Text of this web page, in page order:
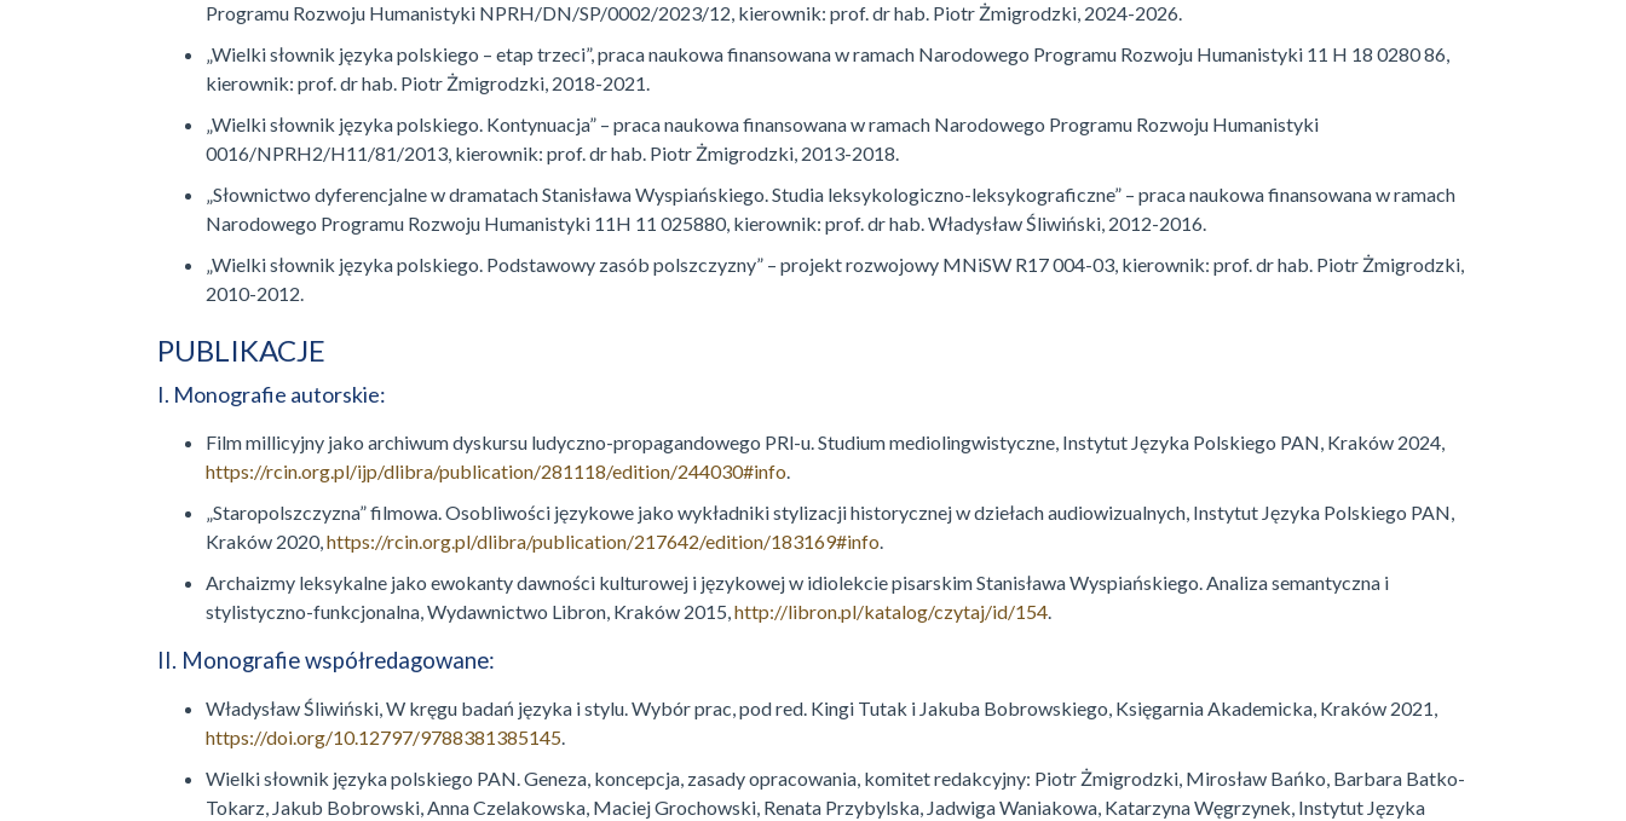
Programu Rozwoju Humanistyki NPRH/DN/SP/0002/2023/12, kierownik: prof. dr hab. Piotr Żmigrodzki, 2024-2026.
„Wielki słownik języka polskiego – etap trzeci”, praca naukowa finansowana w ramach Narodowego Programu Rozwoju Humanistyki 11 H 18 0280 86,
kierownik: prof. dr hab. Piotr Żmigrodzki, 2018-2021.
„Wielki słownik języka polskiego. Kontynuacja” – praca naukowa finansowana w ramach Narodowego Programu Rozwoju Humanistyki
0016/NPRH2/H11/81/2013, kierownik: prof. dr hab. Piotr Żmigrodzki, 2013-2018.
„Słownictwo dyferencjalne w dramatach Stanisława Wyspiańskiego. Studia leksykologiczno-leksykograficzne” – praca naukowa finansowana w ramach
Narodowego Programu Rozwoju Humanistyki 11H 11 025880, kierownik: prof. dr hab. Władysław Śliwiński, 2012-2016.
„Wielki słownik języka polskiego. Podstawowy zasób polszczyzny” – projekt rozwojowy MNiSW R17 004-03, kierownik: prof. dr hab. Piotr Żmigrodzki,
2010-2012.
PUBLIKACJE
I. Monografie autorskie:
Film millicyjny jako archiwum dyskursu ludyczno-propagandowego PRl-u. Studium mediolingwistyczne, Instytut Języka Polskiego PAN, Kraków 2024,
https://rcin.org.pl/ijp/dlibra/publication/281118/edition/244030#info.
„Staropolszczyzna” filmowa. Osobliwości językowe jako wykładniki stylizacji historycznej w dziełach audiowizualnych, Instytut Języka Polskiego PAN,
Kraków 2020,https://rcin.org.pl/dlibra/publication/217642/edition/183169#info.
Archaizmy leksykalne jako ewokanty dawności kulturowej i językowej w idiolekcie pisarskim Stanisława Wyspiańskiego. Analiza semantyczna i
stylistyczno-funkcjonalna, Wydawnictwo Libron, Kraków 2015,http://libron.pl/katalog/czytaj/id/154.
II. Monografie współredagowane:
Władysław Śliwiński, W kręgu badań języka i stylu. Wybór prac, pod red. Kingi Tutak i Jakuba Bobrowskiego, Księgarnia Akademicka, Kraków 2021,
https://doi.org/10.12797/9788381385145.
Wielki słownik języka polskiego PAN. Geneza, koncepcja, zasady opracowania, komitet redakcyjny: Piotr Żmigrodzki, Mirosław Bańko, Barbara Batko-
Tokarz, Jakub Bobrowski, Anna Czelakowska, Maciej Grochowski, Renata Przybylska, Jadwiga Waniakowa, Katarzyna Węgrzynek, Instytut Języka